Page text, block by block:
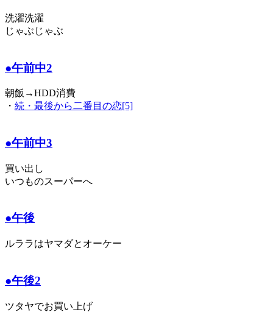
洗濯洗濯
じゃぶじゃぶ
●午前中2
朝飯→HDD消費
・ 続・最後から二番目の恋[5]
●午前中3
買い出し
いつものスーパーへ
●午後
ルララはヤマダとオーケー
●午後2
ツタヤでお買い上げ